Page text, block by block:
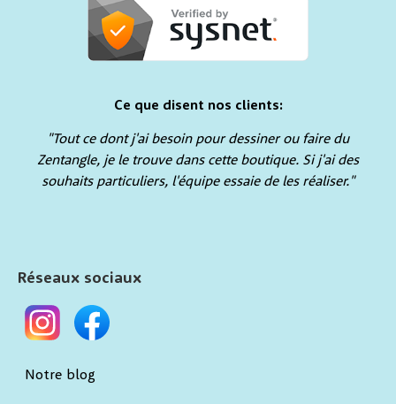
Ce que disent nos clients:
"Tout ce dont j'ai besoin pour dessiner ou faire du
Zentangle, je le trouve dans cette boutique. Si j'ai des
souhaits particuliers, l'équipe essaie de les réaliser."
Réseaux sociaux
Notre blog